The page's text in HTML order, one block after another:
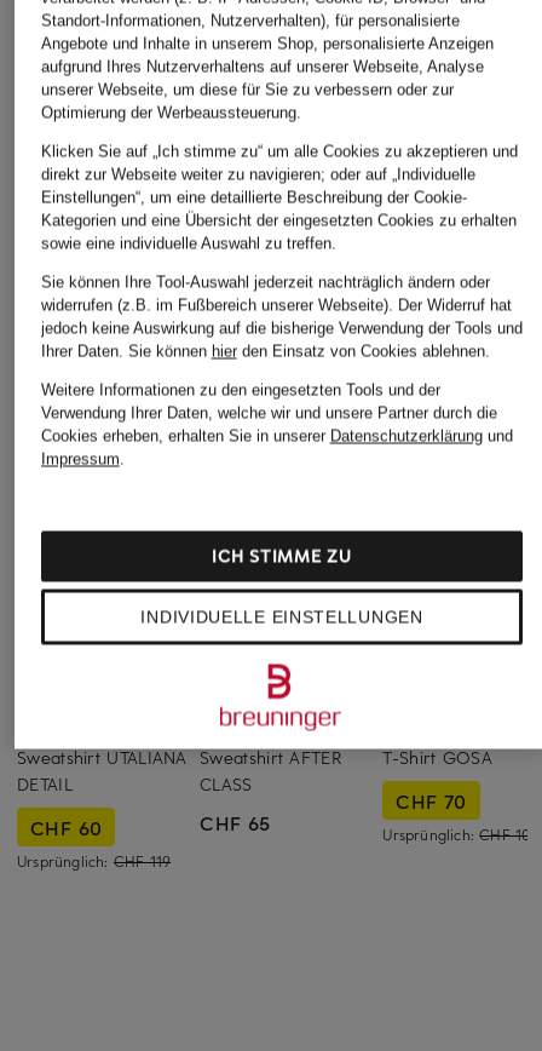
Sweatshirt UTALIANA
DETAIL
CHF 60
Ursprünglich: CHF 119
Sweaty Betty
Sweatshirt AFTER
CLASS
CHF 65
T-Shirt GOSA
CHF 70
Ursprünglich:CHF 109
Standort-Informationen, Nutzerverhalten), für personalisierte
Angebote und Inhalte in unserem Shop, personalisierte Anzeigen
aufgrund Ihres Nutzerverhaltens auf unserer Webseite, Analyse
unserer Webseite, um diese für Sie zu verbessern oder zur
Optimierung der Werbeaussteuerung.
Klicken Sie auf „Ich stimme zu“ um alle Cookies zu akzeptieren und
direkt zur Webseite weiter zu navigieren; oder auf „Individuelle
Einstellungen“, um eine detaillierte Beschreibung der Cookie-
Kategorien und eine Übersicht der eingesetzten Cookies zu erhalten
sowie eine individuelle Auswahl zu treffen.
Sie können Ihre Tool-Auswahl jederzeit nachträglich ändern oder
widerrufen (z.B. im Fußbereich unserer Webseite). Der Widerruf hat
jedoch keine Auswirkung auf die bisherige Verwendung der Tools und
Ihrer Daten. Sie können hierden Einsatz von Cookies ablehnen.
Weitere Informationen zu den eingesetzten Tools und der
Verwendung Ihrer Daten, welche wir und unsere Partner durch die
Cookies erheben, erhalten Sie in unserer Datenschutzerklärungund
Impressum.
INDIVIDUELLE EINSTELLUNGEN
ICH STIMME ZU